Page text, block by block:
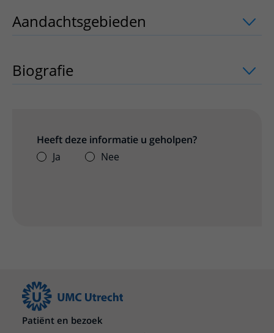
Aandachtsgebieden uitklapper, klik
Biografie
Heeft deze informatie u geholpen?
Ja
Nee
Patiënt en bezoek